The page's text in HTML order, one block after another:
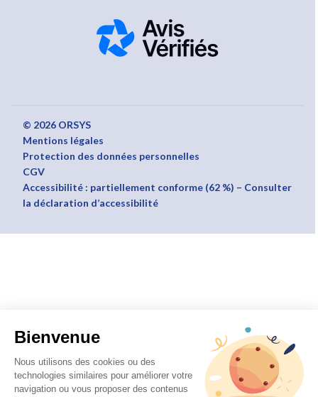
Bienvenue
Nous utilisons des cookies ou des
technologies similaires pour améliorer votre
navigation ou vous proposer des contenus
© 2026 ORSYS
Mentions légales
Protection des données personnelles
CGV
Accessibilité : partiellement conforme (62 %) – Consulter
la déclaration d’accessibilité